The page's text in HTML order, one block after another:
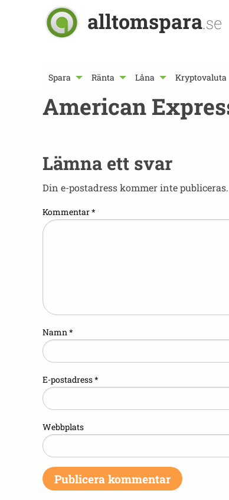
alltomspara.se
Spara Ränta Låna Kryptovaluta
American
Lämna ett svar
Din e-postadress kommer inte publiceras.
Kommentar*
Namn*
E-postadress*
Webbplats